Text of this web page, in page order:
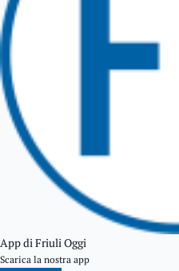
App di Friuli Oggi
Scarica la nostra app